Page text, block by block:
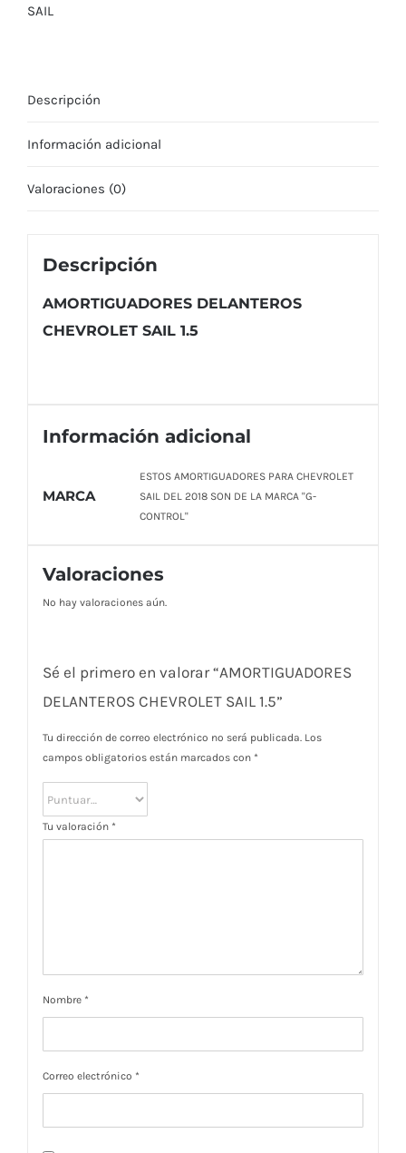
SAIL
Descripción
Información adicional
Valoraciones (0)
Descripción
AMORTIGUADORES DELANTEROS
CHEVROLET SAIL 1.5
Información adicional
MARCA
ESTOS AMORTIGUADORES PARA CHEVROLET
SAIL DEL 2018 SON DE LA MARCA "G-
CONTROL"
Valoraciones
No hay valoraciones aún.
Sé el primero en valorar “AMORTIGUADORES
DELANTEROS CHEVROLET SAIL 1.5”
Tu dirección de correo electrónico no será publicada. Los
campos obligatorios están marcados con *
Tu valoración *
Nombre *
Correo electrónico *